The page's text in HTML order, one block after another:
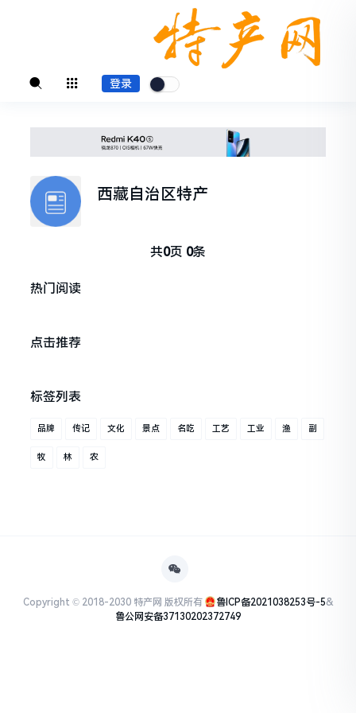
登录
西藏自治区特产
共0页 0条
热门阅读
点击推荐
标签列表
品牌 传记 文化 景点 名吃 工艺 工业 渔 副
牧 林 农
Copyright © 2018-2030 特产网 版权所有 鲁ICP备2021038253号-5&
鲁公网安备37130202372749